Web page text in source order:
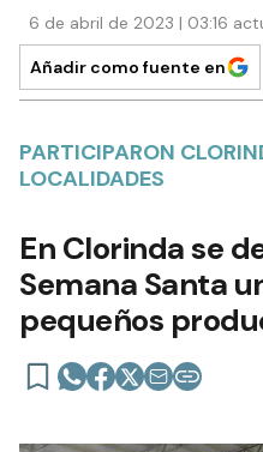
6 de abril de 2023 | 03:16
Añadir como fuente en
PARTICIPARON
LOCALIDADES
En Clorinda se
Semana Santa
pequeños